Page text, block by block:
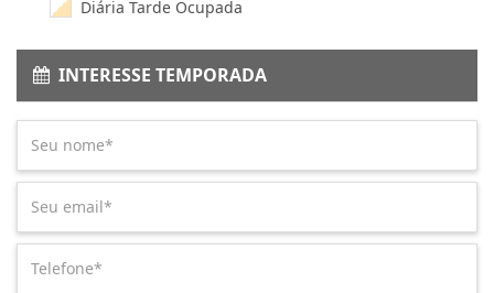
Diária Tarde Ocupada
INTERESSE TEMPORADA